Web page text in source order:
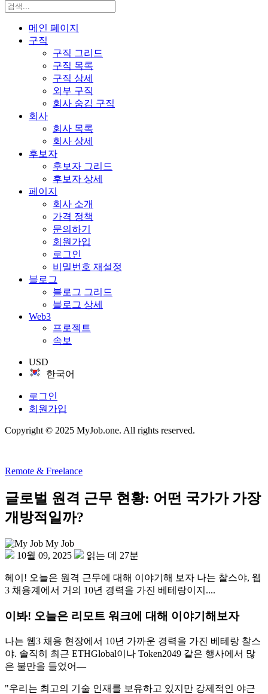
메인 페이지
구직
구직 그리드
구직 목록
구직 상세
외부 구직
회사 숨김 구직
회사
회사 목록
회사 상세
후보자
후보자 그리드
후보자 상세
페이지
회사 소개
가격 정책
문의하기
회원가입
로그인
비밀번호 재설정
블로그
블로그 그리드
블로그 상세
Web3
프로젝트
속보
USD
한국어
로그인
회원가입
Copyright © 2025 MyJob.one. All rights reserved.
Remote & Freelance
글로벌 원격 근무 현황: 어떤 국가가 가장
개방적일까?
My Job
10월 09, 2025
읽는 데 27분
헤이! 오늘은 원격 근무에 대해 이야기해 보자 나는 찰스야, 웹
3 채용계에서 거의 10년 경력을 가진 베테랑이지....
이봐! 오늘은 리모트 워크에 대해 이야기해보자
나는 웹3 채용 현장에서 10년 가까운 경력을 가진 베테랑 찰스
야. 솔직히 최근 ETHGlobal이나 Token2049 같은 행사에서 많
은 불만을 들었어—
"우리는 최고의 기술 인재를 보유하고 있지만 강제적인 야근